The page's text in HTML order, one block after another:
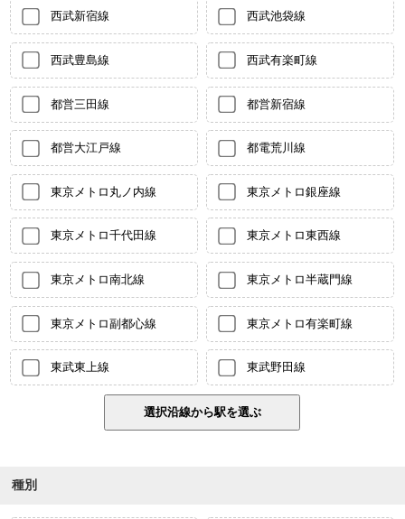
西武新宿線 西武池袋線
西武豊島線 西武有楽町線
都営三田線 都営新宿線
都営大江戸線 都電荒川線
東京メトロ丸ノ内線 東京メトロ銀座線
東京メトロ千代田線 東京メトロ東西線
東京メトロ南北線 東京メトロ半蔵門線
東京メトロ副都心線 東京メトロ有楽町線
東武東上線 東武野田線
種別